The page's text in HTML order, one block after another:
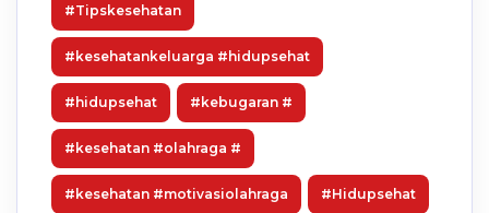
#Tipskesehatan
#kesehatankeluarga #hidupsehat
#hidupsehat #kebugaran #
#kesehatan #olahraga #
#kesehatan #motivasiolahraga #Hidupsehat